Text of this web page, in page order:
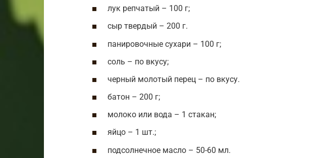
лук репчатый – 100 г;
сыр твердый – 200 г.
панировочные сухари – 100 г;
соль – по вкусу;
черный молотый перец – по вкусу.
батон – 200 г;
молоко или вода – 1 стакан;
яйцо – 1 шт.;
подсолнечное масло – 50-60 мл.